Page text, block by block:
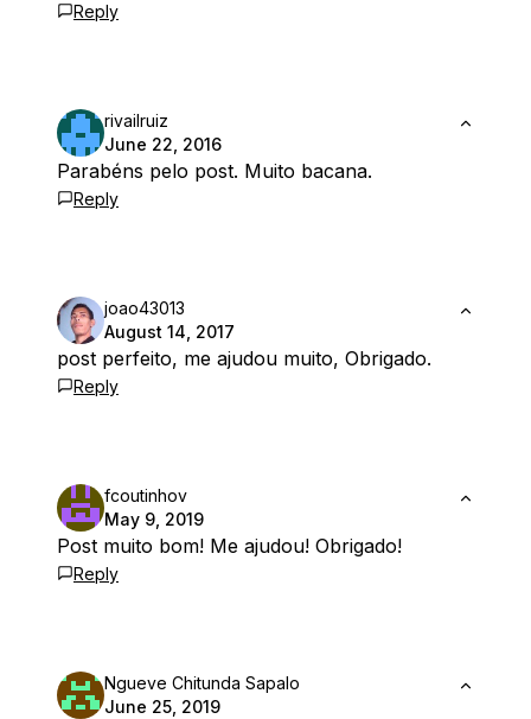
Reply
rivailruiz
June 22, 2016
Parabéns pelo post. Muito bacana.
Reply
joao43013
August 14, 2017
post perfeito, me ajudou muito, Obrigado.
Reply
fcoutinhov
May 9, 2019
Post muito bom! Me ajudou! Obrigado!
Reply
Ngueve Chitunda Sapalo
June 25, 2019